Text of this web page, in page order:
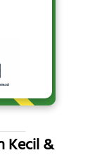
Kecil &